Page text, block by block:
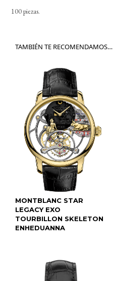
100 piezas.
TAMBIÉN TE RECOMENDAMOS…
MONTBLANC STAR
LEGACY EXO
TOURBILLON SKELETON
ENHEDUANNA